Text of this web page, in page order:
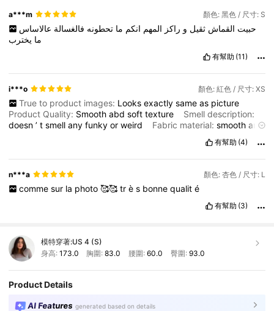
a***m 顏色: 黑色 / 尺寸: S
حبيت القماشثقيل و راكز المهم انكم ماتحطونه فالغسالة عالاساس
ما يخترب
有幫助 (11)
i***o 顏色: 紅色 / 尺寸: XS
True to product images: Looks exactly same as picture
Product Quality: Smoothabdsofttexture
Smell description:
doesn’tsmellanyfunkyorweird Fabric material:smoothand
有幫助 (4)
n***a 顏色: 杏色 / 尺寸: L
comme sur la photo 🥰🥰 tr è s bonne qualit é
有幫助 (3)
模特穿著:US 4 (S)
身高: 173.0 胸圍:83.0 腰圍: 60.0 臀圍: 93.0
Product Details
AI Features generated based on details